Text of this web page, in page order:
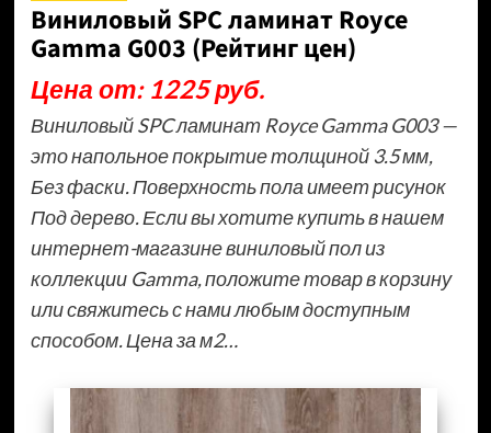
Виниловый SPC ламинат Royce
Gamma G003 (Рейтинг цен)
Цена от: 1225 руб.
Виниловый SPC ламинат Royce Gamma G003 —
это напольное покрытие толщиной 3.5 мм,
Без фаски. Поверхность пола имеет рисунок
Под дерево. Если вы хотите купить в нашем
интернет-магазине виниловый пол из
коллекции Gamma, положите товар в корзину
или свяжитесь с нами любым доступным
способом. Цена за м2…